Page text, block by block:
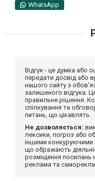
WhatsApp
Відгук - це думка або
передати досвід або
нашого сайту з
залишеного відгука.
правильне рішення.
спілкування та
питань, що цікавлять.
Не дозволяється:
лексики, погроз або
іншими конкуруючими
що ображають
розміщення посилань
реклама та